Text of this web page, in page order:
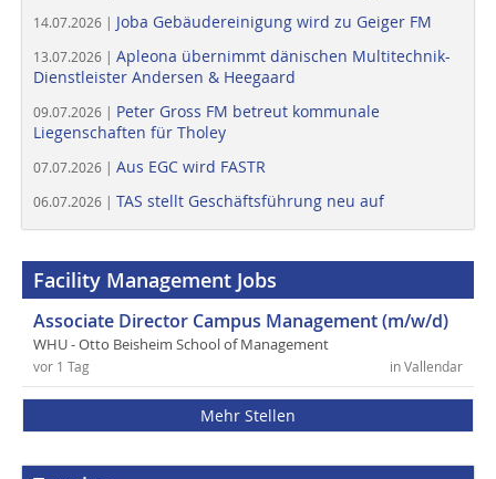
14.07.2026 | Joba Gebäudereinigung wird zu Geiger FM
13.07.2026 | Apleona übernimmt dänischen Multitechnik-
Dienstleister Andersen & Heegaard
09.07.2026 | Peter Gross FM betreut kommunale
Liegenschaften für Tholey
07.07.2026 | Aus EGC wird FASTR
06.07.2026 | TAS stellt Geschäftsführung neu auf
Facility Management Jobs
Associate Director Campus Management (m/w/d)
WHU - Otto Beisheim School of Management
in Vallendar
vor 1 Tag
Mehr Stellen